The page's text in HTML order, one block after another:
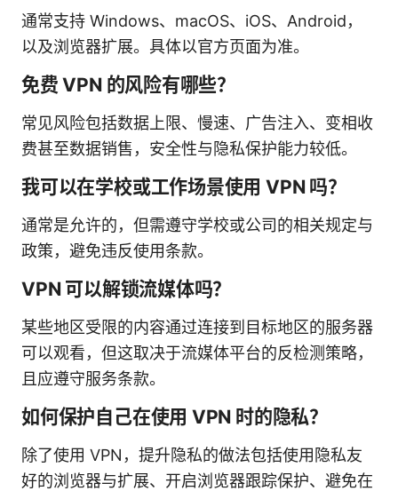
通常支持 Windows、macOS、iOS、Android，
以及浏览器扩展。具体以官方页面为准。
免费 VPN 的风险有哪些？
常见风险包括数据上限、慢速、广告注入、变相收
费甚至数据销售，安全性与隐私保护能力较低。
我可以在学校或工作场景使用 VPN 吗？
通常是允许的，但需遵守学校或公司的相关规定与
政策，避免违反使用条款。
VPN 可以解锁流媒体吗？
某些地区受限的内容通过连接到目标地区的服务器
可以观看，但这取决于流媒体平台的反检测策略，
且应遵守服务条款。
如何保护自己在使用 VPN 时的隐私？
除了使用 VPN，提升隐私的做法包括使用隐私友
好的浏览器与扩展、开启浏览器跟踪保护、避免在